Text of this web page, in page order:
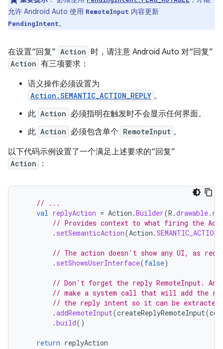
允许 Android Auto 使用 RemoteInput 内容更新
PendingIntent。
在设置“回复” Action 时，请注意 Android Auto 对“回复”
Action 有三项要求：
语义操作必须设置为
Action.SEMANTIC_ACTION_REPLY 。
此 Action 必须指明在触发时不会显示任何界面。
此 Action 必须包含单个 RemoteInput 。
以下代码示例设置了一个满足上述要求的“回复”
Action ：
// ...
val replyAction = Action .Builder(R .drawable.
// Provides context to what firing the
. setSemanticAction(Action .
// The action doesn't show any UI, as
. setShowsUserInterface(false)
// Don't forget the reply RemoteInput.
// make a system call that will add the
// the reply intent so it can be extracted
.addRemoteInput(createReplyRemoteInput(
.build()
return replyAction